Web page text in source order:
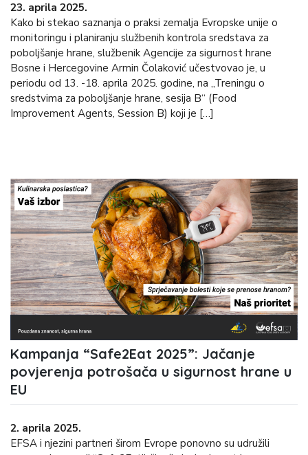
23. aprila 2025.
Kako bi stekao saznanja o praksi zemalja Evropske unije o
monitoringu i planiranju službenih kontrola sredstava za
poboljšanje hrane, službenik Agencije za sigurnost hrane
Bosne i Hercegovine Armin Čolaković učestvovao je, u
periodu od 13. -18. aprila 2025. godine, na „Treningu o
sredstvima za poboljšanje hrane, sesija B“ (Food
Improvement Agents, Session B) koji je […]
Kampanja “Safe2Eat 2025”: Jačanje
povjerenja potrošača u sigurnost hrane u
EU
2. aprila 2025.
EFSA i njezini partneri širom Evrope ponovno su udružili